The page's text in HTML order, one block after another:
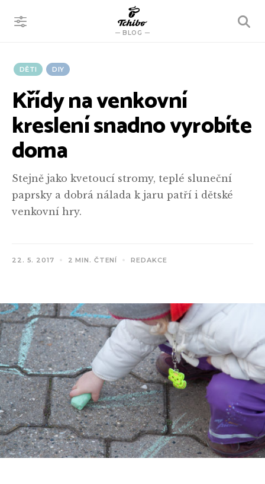
BLOG
VYHLEDÁVÁNÍ
DĚTI DIY
Křídy na venkovní
kreslení snadno vyrobíte
doma
Stejně jako kvetoucí stromy, teplé sluneční
paprsky a dobrá nálada k jaru patří i dětské
venkovní hry.
22. 5. 2017 2 MIN. ČTENÍ REDAKCE